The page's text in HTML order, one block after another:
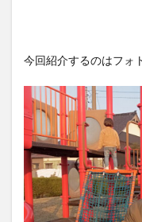
今回紹介するのはフォ